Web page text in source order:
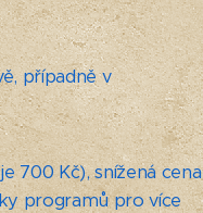
případně v
700 Kč), snížená cena
programů pro více